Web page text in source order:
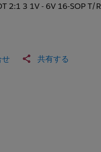
2:1 3 1V - 6V 16-SOP T/R
せ 共有する